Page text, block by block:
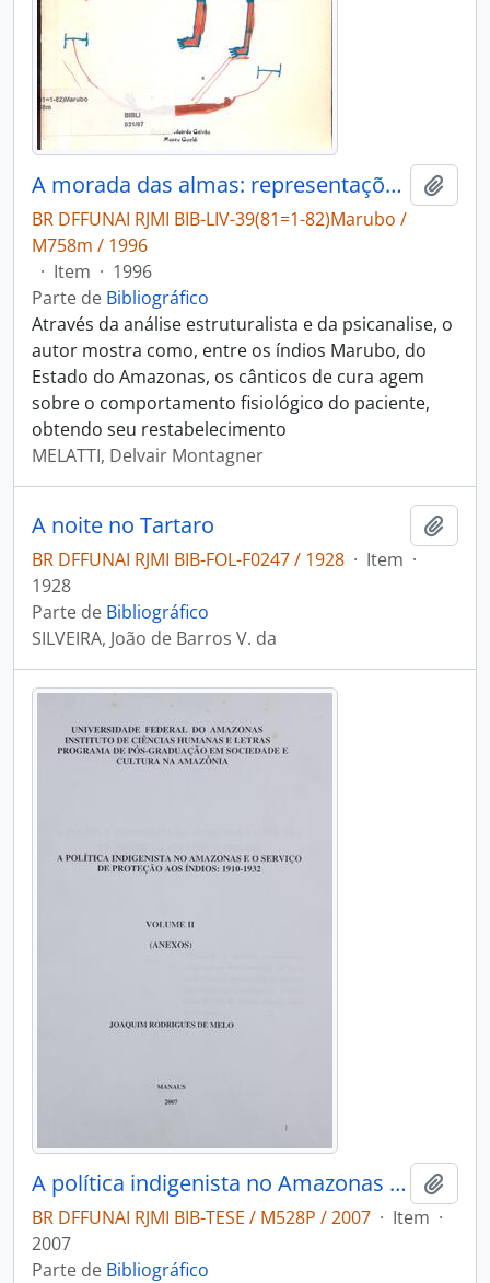
A morada das almas: representações das doenças e das terapêuticas entre os Marúbo.
BR DFFUNAI RJMI BIB-LIV-39(81=1-82)Marubo /
M758m / 1996
· Item · 1996
Parte de Bibliográfico
Através da análise estruturalista e da psicanalise, o
autor mostra como, entre os índios Marubo, do
Estado do Amazonas, os cânticos de cura agem
sobre o comportamento fisiológico do paciente,
obtendo seu restabelecimento
MELATTI, Delvair Montagner
A noite no Tartaro
BR DFFUNAI RJMI BIB-FOL-F0247 / 1928 · Item ·
1928
Parte de Bibliográfico
SILVEIRA, João de Barros V. da
A política indigenista no Amazonas e o Serviço de Proteção aos Índios 1910-1932
BR DFFUNAI RJMI BIB-TESE / M528P / 2007 · Item ·
2007
Parte de Bibliográfico